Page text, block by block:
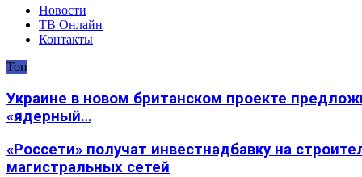
Новости
ТВ Онлайн
Контакты
Топ
Украине в новом британском проекте
«ядерный…
«Россети» получат инвестнадбавку на
магистральных сетей